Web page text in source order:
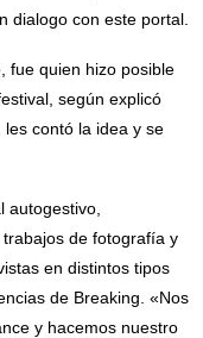
dialogo con este portal.
fue quien hizo posible
según explicó
contó la idea y se
autogestivo,
de fotografía y
en distintos tipos
de Breaking. «Nos
y hacemos nuestro